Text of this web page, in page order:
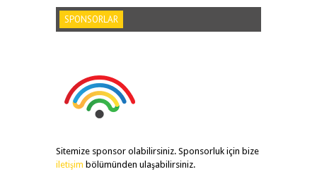
SPONSORLAR
Sitemize sponsor olabilirsiniz. Sponsorluk için bize
iletişim bölümünden ulaşabilirsiniz.